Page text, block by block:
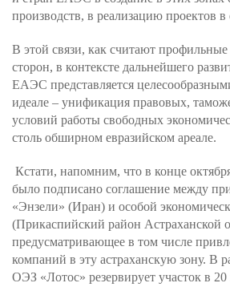
производств, в реализацию проектов в
В этой связи, как считают
сторон, в контексте дальнейшего
ЕАЭС представляется
идеале – унификация правовых,
условий работы свободных
столь обширном евразийском ареале.
Кстати, напомним, что в конце
было подписано соглашение между
«Энзели» (Иран) и особой
(Прикаспийский район Астраханской
предусматривающее в том числе
компаний в эту астраханскую зону. В
ОЭЗ «Лотос» резервирует участок в